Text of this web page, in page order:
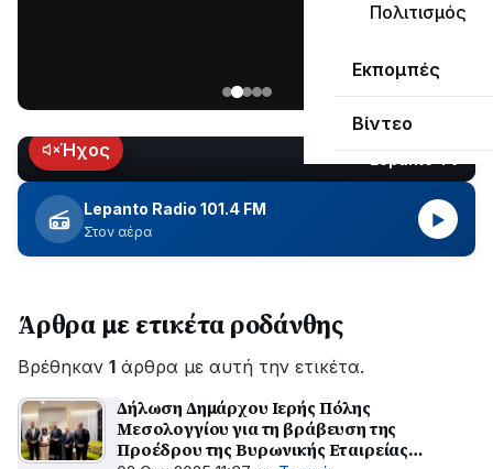
Πολιτισμός
Εκπομπές
Βίντεο
Ναυπάκτου
εδώ
και
περίπου
δύο
ώρες
εξέλιξη
οι
εργασίες
ΔΕΔΔΗΕ
για
την
LIVEΉχος
Lepanto Radio 101.4 FM
Στον αέρα
▶
Άρθρα με ετικέτα ροδάνθης
Βρέθηκαν 1 άρθρα με αυτή την ετικέτα.
Δήλωση Δημάρχου Ιερής Πόλης
Μεσολογγίου για τη βράβευση της
Προέδρου της Βυρωνικής Εταιρείας